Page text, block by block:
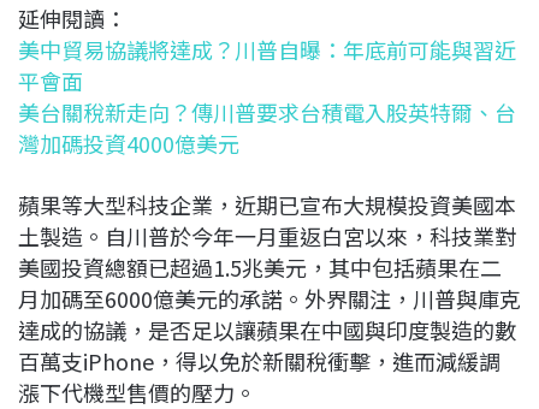
延伸閱讀：
美中貿易協議將達成？川普自曝：年底前可能與習近
平會面
美台關稅新走向？傳川普要求台積電入股英特爾、台
灣加碼投資4000億美元
蘋果等大型科技企業，近期已宣布大規模投資美國本
土製造。自川普於今年一月重返白宮以來，科技業對
美國投資總額已超過1.5兆美元，其中包括蘋果在二
月加碼至6000億美元的承諾。外界關注，川普與庫克
達成的協議，是否足以讓蘋果在中國與印度製造的數
百萬支iPhone，得以免於新關稅衝擊，進而減緩調
漲下代機型售價的壓力。